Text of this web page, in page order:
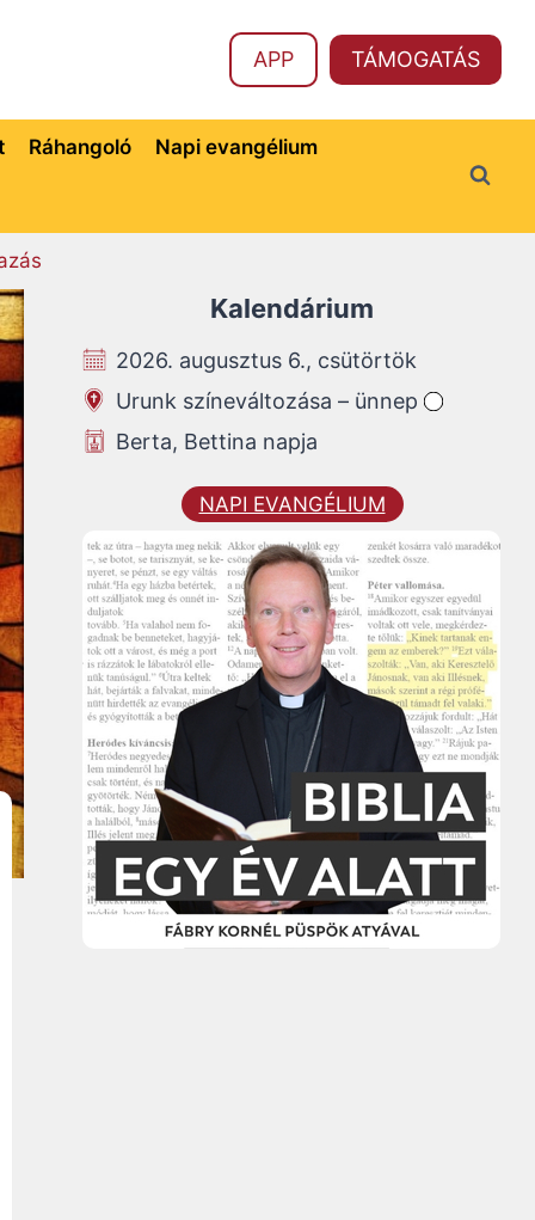
APP TÁMOGATÁS
Ráhangoló Napi evangélium
Kalendárium
2026. augusztus 6., csütörtök
Urunk színeváltozása – ünnep
Berta, Bettina napja
NAPI EVANGÉLIUM